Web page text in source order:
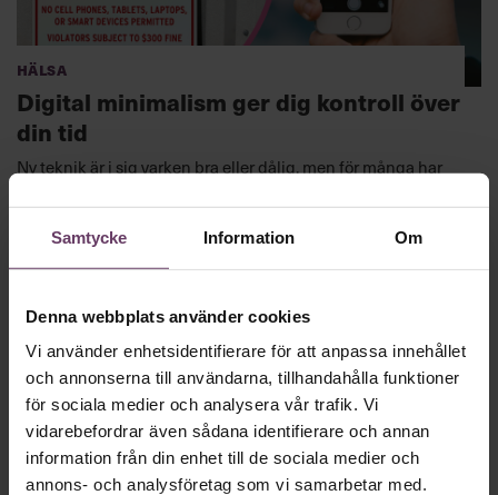
Samtycke Information Om
Denna webbplats använder cookies
Vi använder enhetsidentifierare för att anpassa innehållet
och annonserna till användarna, tillhandahålla funktioner
för sociala medier och analysera vår trafik. Vi
vidarebefordrar även sådana identifierare och annan
information från din enhet till de sociala medier och
annons- och analysföretag som vi samarbetar med.
Hälsa
Digital minimalism ger dig kontroll över
din tid
Ny teknik är i sig varken bra eller dålig, men för många har
än tvärtom. Det ställer sig i vägen för lugn, fokus, glädje och
sunt beslutsfattande — allt nödvändiga delar av ett